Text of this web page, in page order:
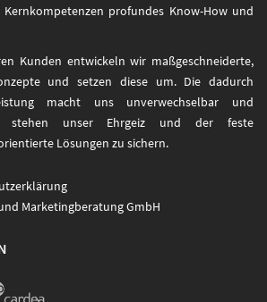
profundes Know-How und
Kunden entwickeln wir maßgeschneiderte,
und setzen diese um. Die dadurch
macht uns unverwechselbar und
stehen unser Ehrgeiz und der feste
Lösungen zu sichern.
Marketingberatung GmbH